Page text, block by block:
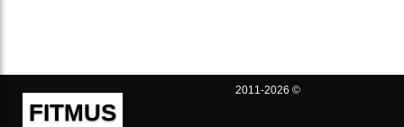
FITMUS
2011-2026 ©